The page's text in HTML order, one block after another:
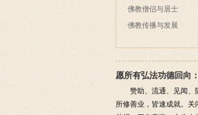
佛教僧侣与居士
佛教传播与发展
愿所有弘法功德回向：
赞助、流通、见闻、
所修善业，皆速成就。